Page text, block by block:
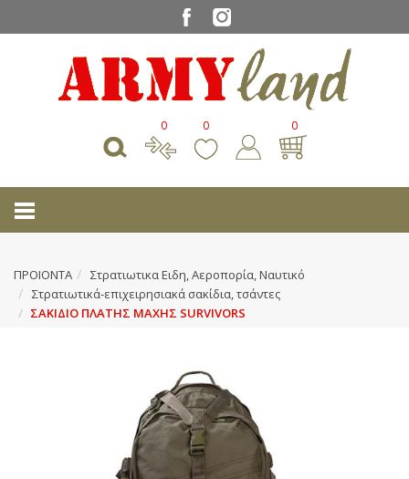
0 0 0
ΠΡΟΙΟΝΤΑ
Στρατιωτικα Ειδη, Αεροπορία, Ναυτικό
Στρατιωτικά-επιχειρησιακά σακίδια, τσάντες
ΣΑΚΙΔΙΟ ΠΛΑΤΗΣ ΜΑΧΗΣ SURVIVORS